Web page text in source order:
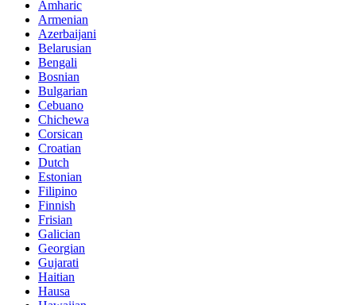
Amharic
Armenian
Azerbaijani
Belarusian
Bengali
Bosnian
Bulgarian
Cebuano
Chichewa
Corsican
Croatian
Dutch
Estonian
Filipino
Finnish
Frisian
Galician
Georgian
Gujarati
Haitian
Hausa